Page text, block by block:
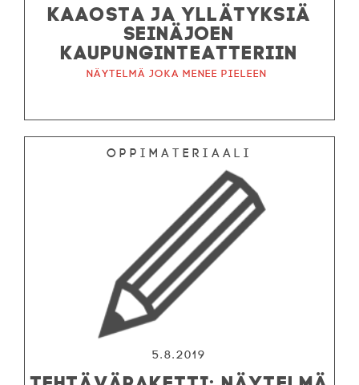
KAAOSTA JA YLLÄTYKSIÄ
SEINÄJOEN
KAUPUNGINTEATTERIIN
Näytelmä joka menee pieleen
Oppimateriaali
5.8.2019
TEHTÄVÄPAKETTI: NÄYTELMÄ